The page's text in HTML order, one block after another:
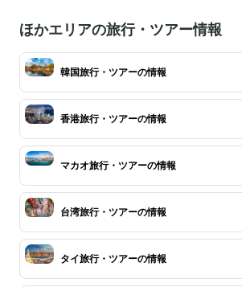
ほかエリアの旅行・ツアー情報
韓国旅行・ツアーの情報
香港旅行・ツアーの情報
マカオ旅行・ツアーの情報
台湾旅行・ツアーの情報
タイ旅行・ツアーの情報